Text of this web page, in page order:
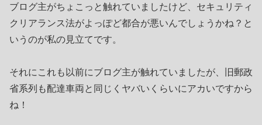
ブログ主がちょこっと触れていましたけど、セキュリティ
クリアランス法がよっぽど都合が悪いんでしょうかね？と
いうのが私の見立てです。
それにこれも以前にブログ主が触れていましたが、旧郵政
省系列も配達車両と同じくヤバいくらいにアカいですから
ね！